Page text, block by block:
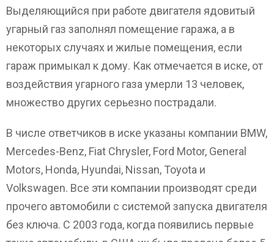
Выделяющийся при работе двигателя ядовитый
угарный газ заполнял помещение гаража, а в
некоторых случаях и жилые помещения, если
гараж примыкал к дому. Как отмечается в иске, от
воздействия угарного газа умерли 13 человек,
множество других серьезно пострадали.
В числе ответчиков в иске указаны компании BMW,
Mercedes-Benz, Fiat Chrysler, Ford Motor, General
Motors, Honda, Hyundai, Nissan, Toyota и
Volkswagen. Все эти компании производят среди
прочего автомобили с системой запуска двигателя
без ключа. С 2003 года, когда появились первые